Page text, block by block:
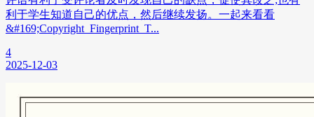
利于学生知道自己的优点，然后继续发扬。一起来看看
&#169;Copyright_Fingerprint_T...
4
2025-12-03